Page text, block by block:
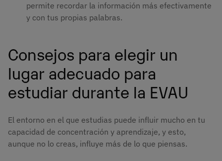
permite recordar la información más efectivamente
y con tus propias palabras.
Consejos para elegir un
lugar adecuado para
estudiar durante la EVAU
El entorno en el que estudias puede influir mucho en tu
capacidad de concentración y aprendizaje, y esto,
aunque no lo creas, influye más de lo que piensas.